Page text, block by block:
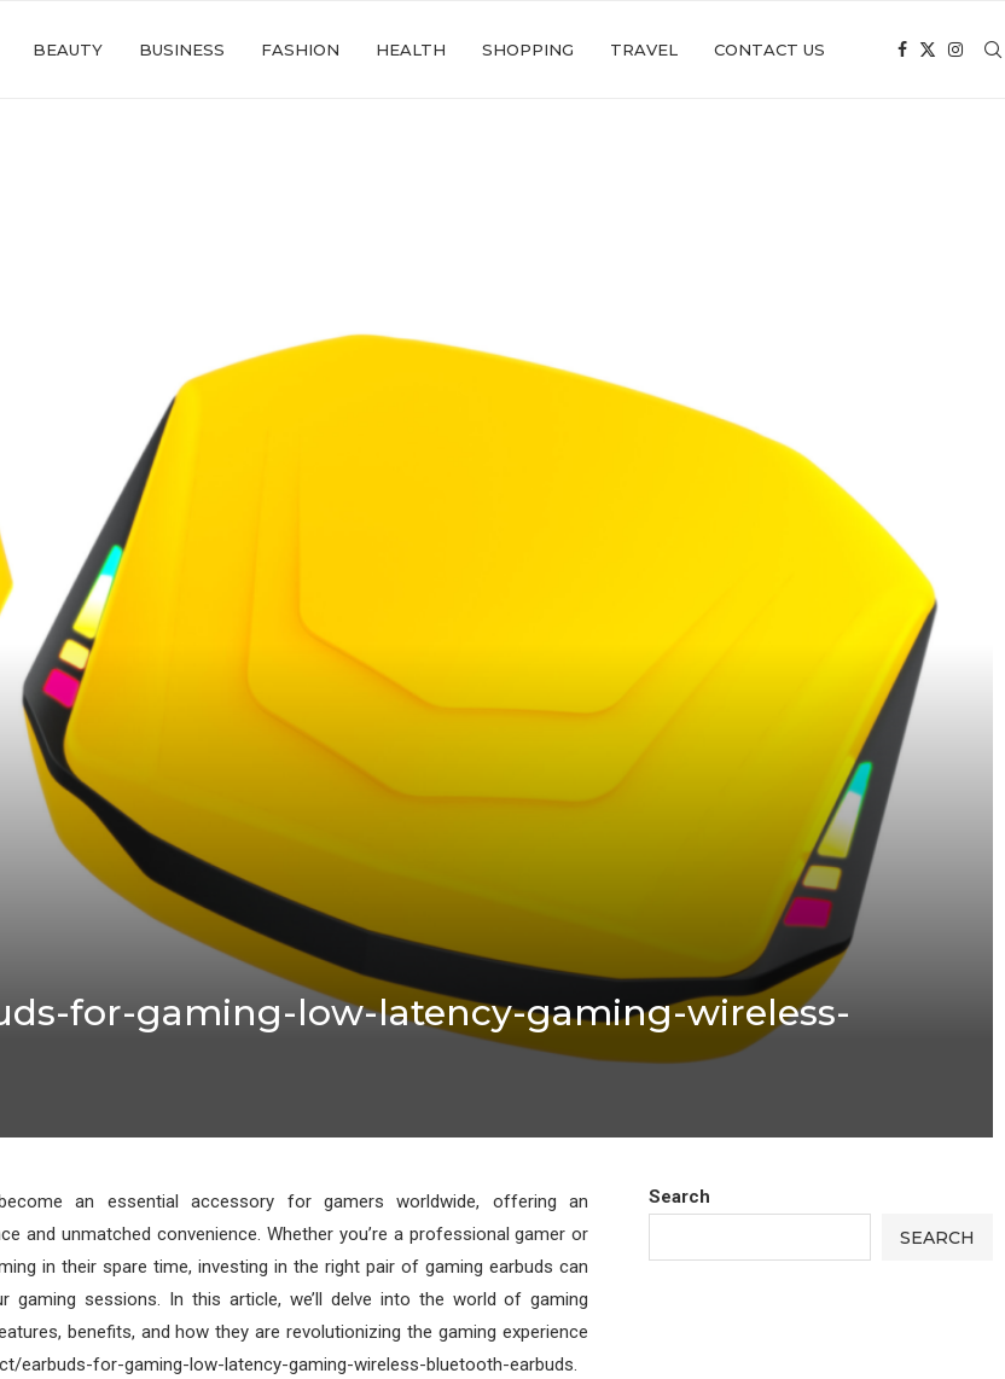
BEAUTY BUSINESS FASHION HEALTH SHOPPING TRAVEL CONTACT US
for-gaming-low-latency-gaming-wireless-
an essential accessory for gamers worldwide, offering an
and unmatched convenience. Whether you’re a professional gamer or
in their spare time, investing in the right pair of gaming earbuds can
gaming sessions. In this article, we’ll delve into the world of gaming
benefits, and how they are revolutionizing the gaming experience
earbuds-for-gaming-low-latency-gaming-wireless-bluetooth-earbuds.
Search
SEARCH